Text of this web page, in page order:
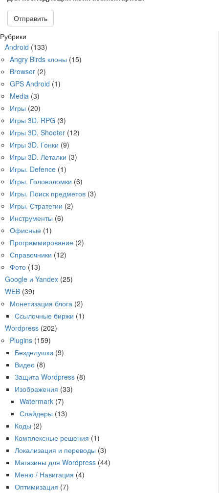
Рубрики
Android (133)
Angry Birds клоны (15)
Browser (2)
GPS Android (1)
Media (3)
Игры (20)
Игры 3D. RPG (3)
Игры 3D. Shooter (12)
Игры 3D. Гонки (9)
Игры 3D. Леталки (3)
Игры. Defence (1)
Игры. Головоломки (6)
Игры. Поиск предметов (3)
Игры. Стратегии (2)
Инструменты (6)
Офисные (1)
Программирование (2)
Справочники (12)
Фото (13)
Google и Yandex (25)
WEB (39)
Монетизация блога (2)
Ссылочные биржи (1)
Wordpress (202)
Plugins (159)
Безделушки (9)
Видео (8)
Защита Wordpress (8)
Изображения (33)
Watermark (7)
Слайдеры (13)
Коды (2)
Комплексные решения (1)
Локализация и переводы (3)
Магазины для Wordpress (44)
Меню / Навигация (4)
Оптимизация (7)